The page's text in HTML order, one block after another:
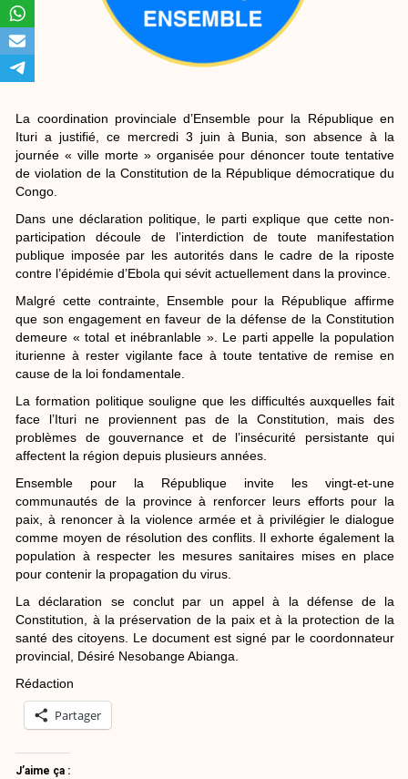
La coordination provinciale d’Ensemble pour la République en
Ituri a justifié, ce mercredi 3 juin à Bunia, son absence à la
journée « ville morte » organisée pour dénoncer toute tentative
de violation de la Constitution de la République démocratique du
Congo.
Dans une déclaration politique, le parti explique que cette non-
participation découle de l’interdiction de toute manifestation
publique imposée par les autorités dans le cadre de la riposte
contre l’épidémie d’Ebola qui sévit actuellement dans la province.
Malgré cette contrainte, Ensemble pour la République affirme
que son engagement en faveur de la défense de la Constitution
demeure « total et inébranlable ». Le parti appelle la population
iturienne à rester vigilante face à toute tentative de remise en
cause de la loi fondamentale.
La formation politique souligne que les difficultés auxquelles fait
face l’Ituri ne proviennent pas de la Constitution, mais des
problèmes de gouvernance et de l’insécurité persistante qui
affectent la région depuis plusieurs années.
Ensemble pour la République invite les vingt-et-une
communautés de la province à renforcer leurs efforts pour la
paix, à renoncer à la violence armée et à privilégier le dialogue
comme moyen de résolution des conflits. Il exhorte également la
population à respecter les mesures sanitaires mises en place
pour contenir la propagation du virus.
La déclaration se conclut par un appel à la défense de la
Constitution, à la préservation de la paix et à la protection de la
santé des citoyens. Le document est signé par le coordonnateur
provincial, Désiré Nesobange Abianga.
Rédaction
Partager
J’aime ça :